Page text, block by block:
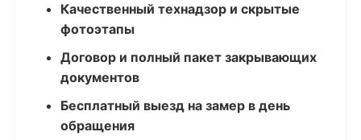
Качественный технадзор и скрытые
фотоэтапы
Договор и полный пакет закрывающих
документов
Бесплатный выезд на замер в день
обращения